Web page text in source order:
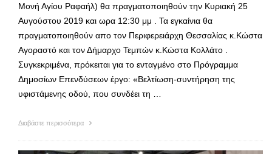
Μονή Αγίου Ραφαήλ) θα πραγματοποιηθούν την Κυριακή 25
Αυγούστου 2019 και ωρα 12:30 μμ . Τα εγκαίνια θα
πραγματοποιηθούν απο τον Περιφερειάρχη Θεσσαλίας κ.Κώστα
Αγοραστό και τον Δήμαρχο Τεμπών κ.Κώστα Κολλάτο .
Συγκεκριμένα, πρόκειται για το ενταγμένο στο Πρόγραμμα
Δημοσίων Επενδύσεων έργο: «Βελτίωση-συντήρηση της
υφιστάμενης οδού, που συνδέει τη …
Διαβάστε περισσότερα